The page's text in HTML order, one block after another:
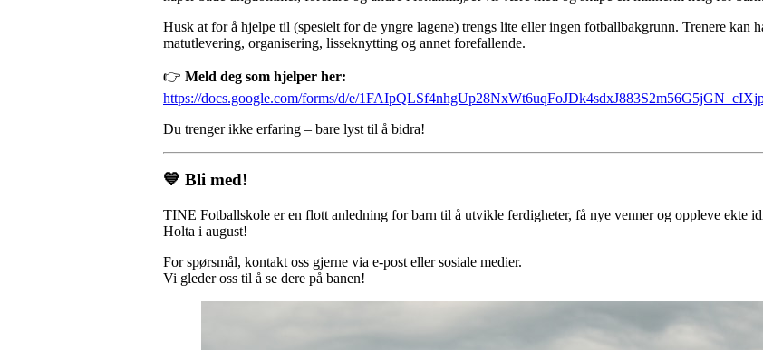
Husk at for å hjelpe til (spesielt for de yngre lagene) trengs lite eller ingen fotballbakgrunn. Trenere kan
matutlevering, organisering, lisseknytting og annet forefallende.
👉 Meld deg som hjelper her:
https://docs.google.com/forms/d/e/
Du trenger ikke erfaring – bare lyst til å bidra!
💙 Bli med!
TINE Fotballskole er en flott anledning for barn til å utvikle ferdigheter, få nye venner og oppleve ekte
Holta i august!
For spørsmål, kontakt oss gjerne via e-post eller sosiale medier.
Vi gleder oss til å se dere på banen!